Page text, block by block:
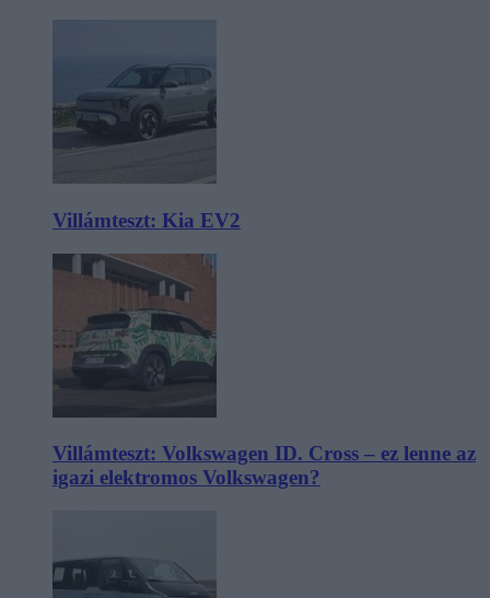
Villámteszt: Kia EV2
Villámteszt: Volkswagen ID. Cross – ez lenne az
igazi elektromos Volkswagen?